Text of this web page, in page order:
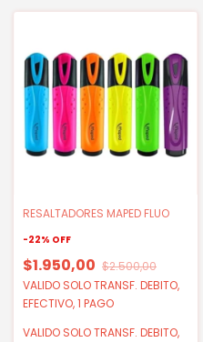
RESALTADORES MAPED FLUO
-22% OFF
$1.950,00 $2.500,00
VALIDO SOLO TRANSF. DEBITO,
EFECTIVO, 1 PAGO
VALIDO SOLO TRANSF. DEBITO,